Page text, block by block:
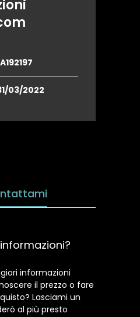
03/2022
informazioni
il prezzo o fare
Lasciami un
al più presto